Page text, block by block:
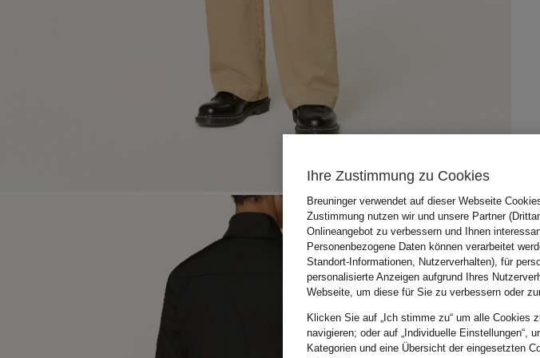
Ihre Zustimmung zu Cookies
Breuninger verwendet auf dieser Webseite
Zustimmung nutzen wir und unsere Partner
Onlineangebot zu verbessern und Ihnen
Personenbezogene Daten können verarbeitet
Standort-Informationen, Nutzerverhalten), für
personalisierte Anzeigen aufgrund Ihres
Webseite, um diese für Sie zu verbessern oder
Klicken Sie auf „Ich stimme zu“ um alle Cookies
navigieren; oder auf „Individuelle Einstellungen“,
Kategorien und eine Übersicht der eingesetzten